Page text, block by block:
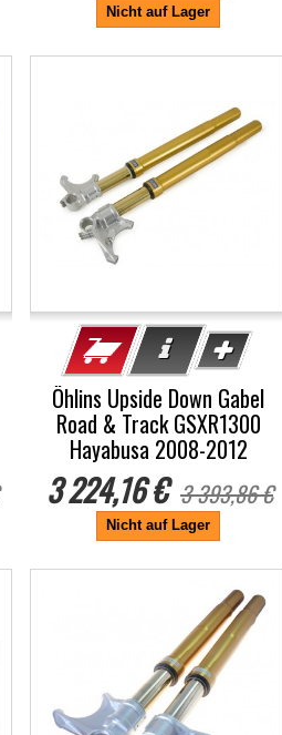
Nicht auf Lager
Öhlins Upside Down Gabel
Road & Track GSXR1300
Hayabusa 2008-2012
3 224,16 € 3 393,86 €
Nicht auf Lager